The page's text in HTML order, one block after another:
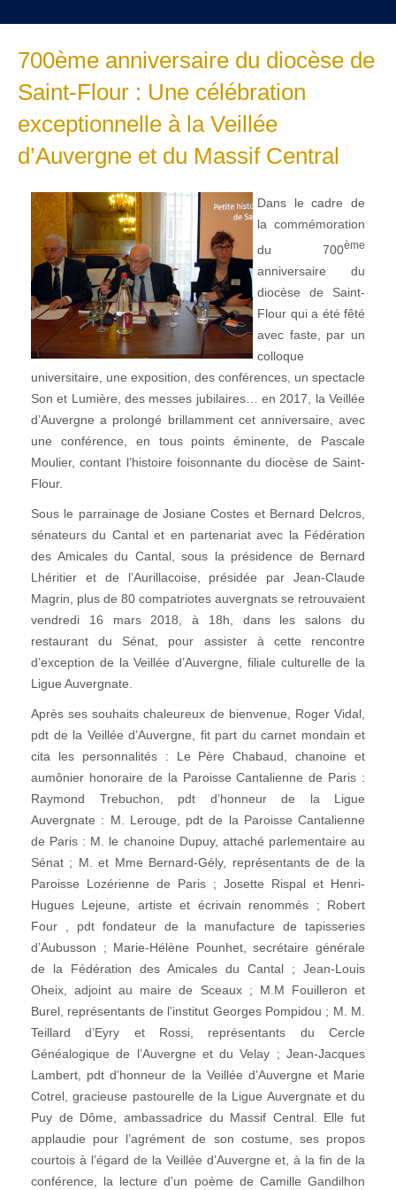
700ème anniversaire du diocèse de
Saint-Flour : Une célébration
exceptionnelle à la Veillée
d’Auvergne et du Massif Central
Dans le cadre de
la commémoration
du 700ème
anniversaire du
diocèse de Saint-
Flour qui a été fêté
avec faste, par un
colloque
universitaire, une exposition, des conférences, un spectacle
Son et Lumière, des messes jubilaires… en 2017, la Veillée
d’Auvergne a prolongé brillamment cet anniversaire, avec
une conférence, en tous points éminente, de Pascale
Moulier, contant l’histoire foisonnante du diocèse de Saint-
Flour.
Sous le parrainage de Josiane Costes et Bernard Delcros,
sénateurs du Cantal et en partenariat avec la Fédération
des Amicales du Cantal, sous la présidence de Bernard
Lhéritier et de l’Aurillacoise, présidée par Jean-Claude
Magrin, plus de 80 compatriotes auvergnats se retrouvaient
vendredi 16 mars 2018, à 18h, dans les salons du
restaurant du Sénat, pour assister à cette rencontre
d’exception de la Veillée d’Auvergne, filiale culturelle de la
Ligue Auvergnate.
Après ses souhaits chaleureux de bienvenue, Roger Vidal,
pdt de la Veillée d’Auvergne, fit part du carnet mondain et
cita les personnalités : Le Père Chabaud, chanoine et
aumônier honoraire de la Paroisse Cantalienne de Paris :
Raymond Trebuchon, pdt d’honneur de la Ligue
Auvergnate : M. Lerouge, pdt de la Paroisse Cantalienne
de Paris : M. le chanoine Dupuy, attaché parlementaire au
Sénat ; M. et Mme Bernard-Gély, représentants de de la
Paroisse Lozérienne de Paris ; Josette Rispal et Henri-
Hugues Lejeune, artiste et écrivain renommés ; Robert
Four , pdt fondateur de la manufacture de tapisseries
d’Aubusson ; Marie-Hélène Pounhet, secrétaire générale
de la Fédération des Amicales du Cantal ; Jean-Louis
Oheix, adjoint au maire de Sceaux ; M.M Fouilleron et
Burel, représentants de l’institut Georges Pompidou ; M. M.
Teillard d’Eyry et Rossi, représentants du Cercle
Généalogique de l’Auvergne et du Velay ; Jean-Jacques
Lambert, pdt d’honneur de la Veillée d’Auvergne et Marie
Cotrel, gracieuse pastourelle de la Ligue Auvergnate et du
Puy de Dôme, ambassadrice du Massif Central. Elle fut
applaudie pour l’agrément de son costume, ses propos
courtois à l’égard de la Veillée d’Auvergne et, à la fin de la
conférence, la lecture d’un poème de Camille Gandilhon